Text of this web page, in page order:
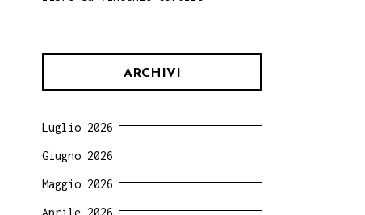
ARCHIVI
Luglio 2026
Giugno 2026
Maggio 2026
Aprile 2026